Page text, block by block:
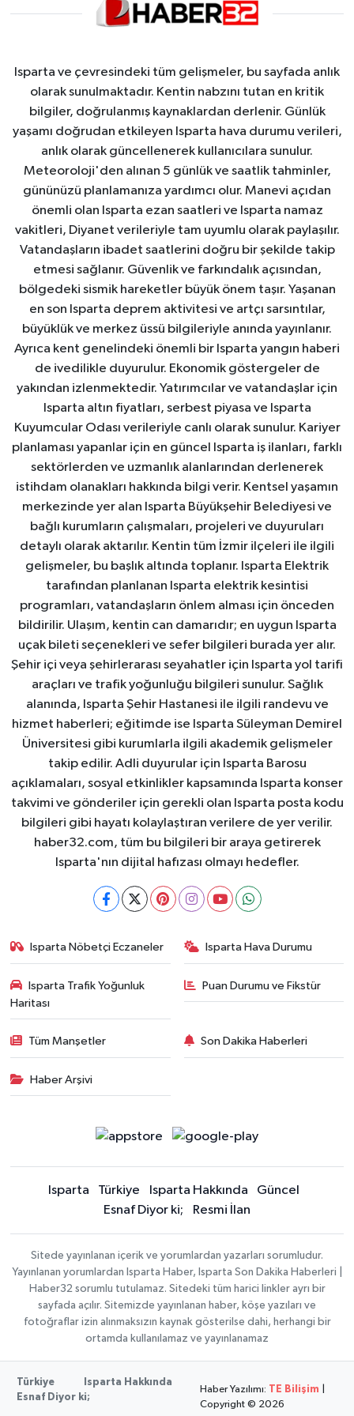
Isparta ve çevresindeki tüm gelişmeler, bu sayfada anlık
olarak sunulmaktadır. Kentin nabzını tutan en kritik
bilgiler, doğrulanmış kaynaklardan derlenir. Günlük
yaşamı doğrudan etkileyen Isparta hava durumu verileri,
anlık olarak güncellenerek kullanıcılara sunulur.
Meteoroloji'den alınan 5 günlük ve saatlik tahminler,
gününüzü planlamanıza yardımcı olur. Manevi açıdan
önemli olan Isparta ezan saatleri ve Isparta namaz
vakitleri, Diyanet verileriyle tam uyumlu olarak paylaşılır.
Vatandaşların ibadet saatlerini doğru bir şekilde takip
etmesi sağlanır. Güvenlik ve farkındalık açısından,
bölgedeki sismik hareketler büyük önem taşır. Yaşanan
en son Isparta deprem aktivitesi ve artçı sarsıntılar,
büyüklük ve merkez üssü bilgileriyle anında yayınlanır.
Ayrıca kent genelindeki önemli bir Isparta yangın haberi
de ivedilikle duyurulur. Ekonomik göstergeler de
yakından izlenmektedir. Yatırımcılar ve vatandaşlar için
Isparta altın fiyatları, serbest piyasa ve Isparta
Kuyumcular Odası verileriyle canlı olarak sunulur. Kariyer
planlaması yapanlar için en güncel Isparta iş ilanları, farklı
sektörlerden ve uzmanlık alanlarından derlenerek
istihdam olanakları hakkında bilgi verir. Kentsel yaşamın
merkezinde yer alan Isparta Büyükşehir Belediyesi ve
bağlı kurumların çalışmaları, projeleri ve duyuruları
detaylı olarak aktarılır. Kentin tüm İzmir ilçeleri ile ilgili
gelişmeler, bu başlık altında toplanır. Isparta Elektrik
tarafından planlanan Isparta elektrik kesintisi
programları, vatandaşların önlem alması için önceden
bildirilir. Ulaşım, kentin can damarıdır; en uygun Isparta
uçak bileti seçenekleri ve sefer bilgileri burada yer alır.
Şehir içi veya şehirlerarası seyahatler için Isparta yol tarifi
araçları ve trafik yoğunluğu bilgileri sunulur. Sağlık
alanında, Isparta Şehir Hastanesi ile ilgili randevu ve
hizmet haberleri; eğitimde ise Isparta Süleyman Demirel
Üniversitesi gibi kurumlarla ilgili akademik gelişmeler
takip edilir. Adli duyurular için Isparta Barosu
açıklamaları, sosyal etkinlikler kapsamında Isparta konser
takvimi ve gönderiler için gerekli olan Isparta posta kodu
bilgileri gibi hayatı kolaylaştıran verilere de yer verilir.
haber32.com, tüm bu bilgileri bir araya getirerek
Isparta'nın dijital hafızası olmayı hedefler.
Isparta Nöbetçi Eczaneler Isparta Hava Durumu
Isparta Trafik Yoğunluk
Haritası
Puan Durumu ve Fikstür
Tüm Manşetler Son Dakika Haberleri
Haber Arşivi
Isparta Türkiye Isparta Hakkında
Güncel
Esnaf Diyor ki;
Resmi İlan
Sitede yayınlanan içerik ve yorumlardan yazarları sorumludur.
Yayınlanan yorumlardan Isparta Haber, Isparta Son Dakika Haberleri |
Haber32 sorumlu tutulamaz. Sitedeki tüm harici linkler ayrı bir
sayfada açılır. Sitemizde yayınlanan haber, köşe yazıları ve
fotoğraflar izin alınmaksızın kaynak gösterilse dahi, herhangi bir
ortamda kullanılamaz ve yayınlanamaz
Türkiye
Isparta Hakkında
Esnaf Diyor ki;
Haber Yazılımı: TE Bilişim
Copyright © 2026